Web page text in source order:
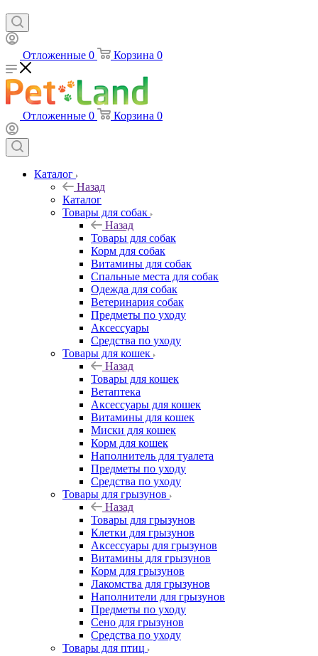
Отложенные 0 Корзина 0
Отложенные 0 Корзина 0
Каталог
Назад
Каталог
Товары для собак
Назад
Товары для собак
Корм для собак
Витамины для собак
Спальные места для собак
Одежда для собак
Ветеринария собак
Предметы по уходу
Аксессуары
Средства по уходу
Товары для кошек
Назад
Товары для кошек
Ветаптека
Аксессуары для кошек
Витамины для кошек
Миски для кошек
Корм для кошек
Наполнитель для туалета
Предметы по уходу
Средства по уходу
Товары для грызунов
Назад
Товары для грызунов
Клетки для грызунов
Аксессуары для грызунов
Витамины для грызунов
Корм для грызунов
Лакомства для грызунов
Наполнители для грызунов
Предметы по уходу
Сено для грызунов
Средства по уходу
Товары для птиц